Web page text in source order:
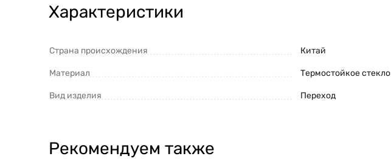
Характеристики
Страна происхождения Китай
Материал Термостойкое стекло
Вид изделия Переход
Рекомендуем также